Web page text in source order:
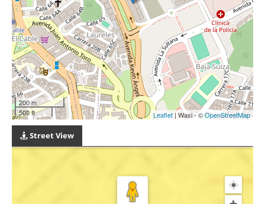
200 m
500 ft
Leaflet| Wasi - ©OpenStreetMap
Street View